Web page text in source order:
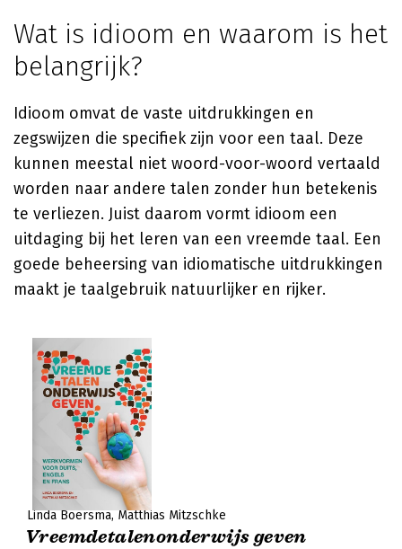
Wat is idioom en waarom is het
belangrijk?
Idioom omvat de vaste uitdrukkingen en
zegswijzen die specifiek zijn voor een taal. Deze
kunnen meestal niet woord-voor-woord vertaald
worden naar andere talen zonder hun betekenis
te verliezen. Juist daarom vormt idioom een
uitdaging bij het leren van een vreemde taal. Een
goede beheersing van idiomatische uitdrukkingen
maakt je taalgebruik natuurlijker en rijker.
Linda Boersma Matthias Mitzschke
Vreemdetalenonderwijs geven